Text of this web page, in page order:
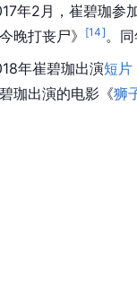
年2月，崔碧珈参
今晚打丧尸》 [14] 。
年崔碧珈出演短片
珈出演的电影《狮